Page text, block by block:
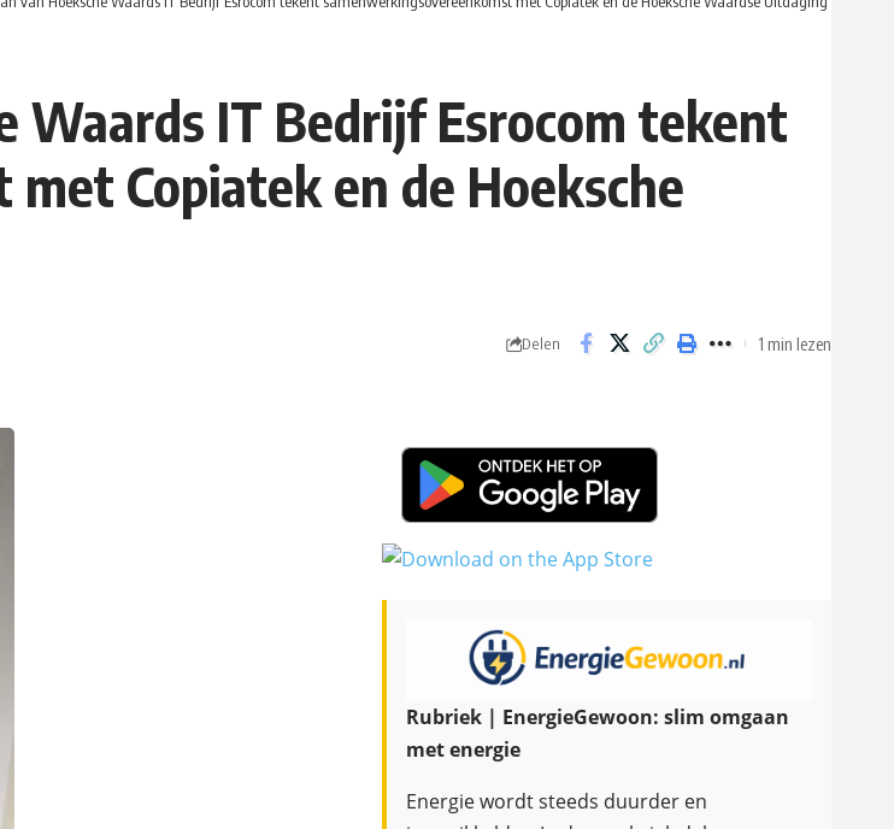
Waards IT Bedrijf Esrocom tekent
Copiatek en de Hoeksche
Delen 1 min lezen
Rubriek | EnergieGewoon: slim omgaan
met energie
Energie wordt steeds duurder en